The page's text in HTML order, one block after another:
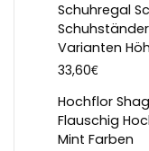
Schuhregal
Schuhständer
Varianten
33,60€
Hochflor
Flauschig
Mint Farben